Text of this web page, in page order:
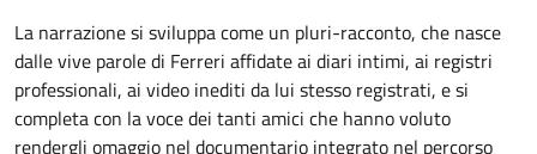
La narrazione si sviluppa come un pluri-racconto, che nasce
dalle vive parole di Ferreri affidate ai diari intimi, ai registri
professionali, ai video inediti da lui stesso registrati, e si
completa con la voce dei tanti amici che hanno voluto
rendergli omaggio nel documentario integrato nel percorso